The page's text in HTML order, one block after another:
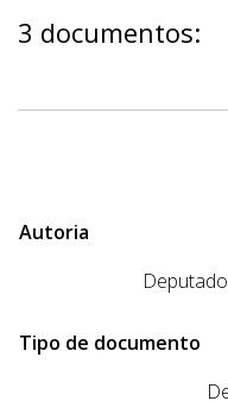
3 documentos:
Autoria
Tipo de documento